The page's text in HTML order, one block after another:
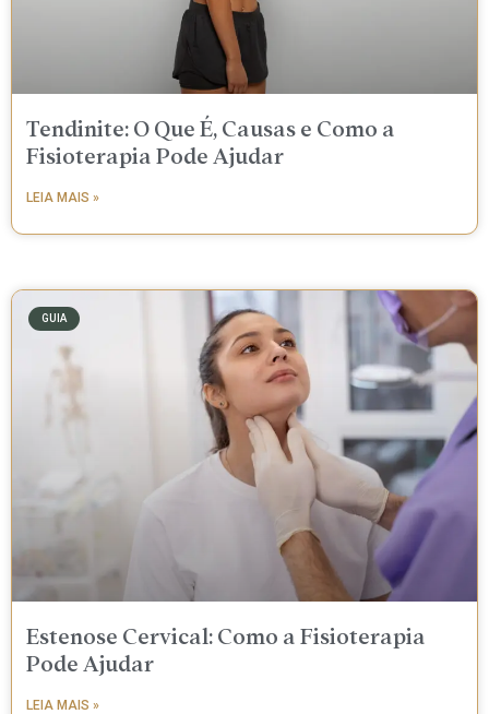
Tendinite: O Que É, Causas e Como a
Fisioterapia Pode Ajudar
LEIA MAIS »
GUIA
Estenose Cervical: Como a Fisioterapia
Pode Ajudar
LEIA MAIS »